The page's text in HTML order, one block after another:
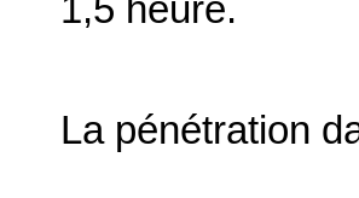
1,5 heure.
La pénétration